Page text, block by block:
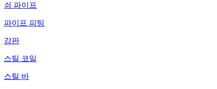
쇠 파이프
파이프 피팅
강판
스틸 코일
스틸 바